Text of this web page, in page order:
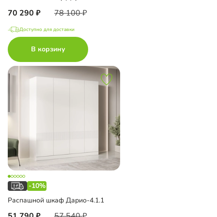
70 290 78 100
Доступно для доставки
В корзину
-10%
Распашной шкаф Дарио-4.1.1